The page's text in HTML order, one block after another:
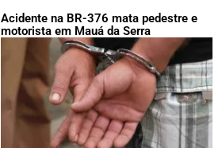
Acidente na BR-376 mata pedestre e
motorista em Mauá da Serra